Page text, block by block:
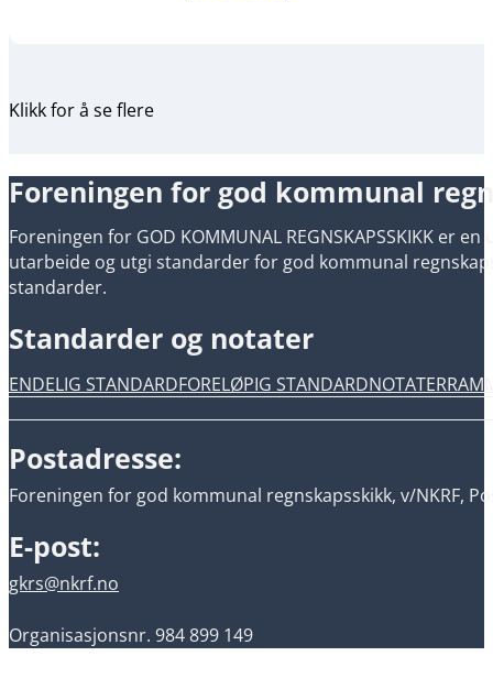
Klikk for å se flere
Foreningen for god kommunal
Foreningen for GOD KOMMUNAL REGNSKAPSSKIKK
utarbeide og utgi standarder for god kommunal
standarder.
Standarder og notater
ENDELIG STANDARDFORELØPIG STANDARDNOTATER
Postadresse:
Foreningen for god kommunal regnskapsskikk, v/NKRF,
E-post:
gkrs@nkrf.no
Organisasjonsnr. 984 899 149